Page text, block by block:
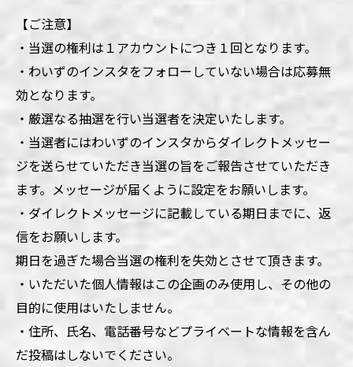
【ご注意】
・当選の権利は１アカウントにつき１回となります。
・わいずのインスタをフォローしていない場合は応募無
効となります。
・厳選なる抽選を行い当選者を決定いたします。
・当選者にはわいずのインスタからダイレクトメッセー
ジを送らせていただき当選の旨をご報告させていただき
ます。メッセージが届くように設定をお願いします。
・ダイレクトメッセージに記載している期日までに、返
信をお願いします。
期日を過ぎた場合当選の権利を失効とさせて頂きます。
・いただいた個人情報はこの企画のみ使用し、その他の
目的に使用はいたしません。
・住所、氏名、電話番号などプライベートな情報を含ん
だ投稿はしないでください。